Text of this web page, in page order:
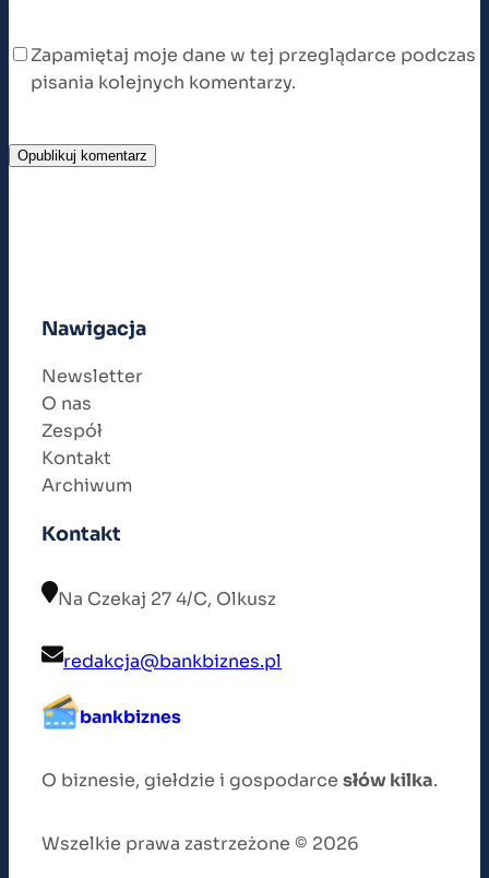
Zapamiętaj moje dane w tej przeglądarce podczas
pisania kolejnych komentarzy.
Nawigacja
Newsletter
O nas
Zespół
Kontakt
Archiwum
Kontakt
Na Czekaj 27 4/C, Olkusz
redakcja@bankbiznes.pl
bankbiznes
O biznesie, giełdzie i gospodarce słów kilka.
Wszelkie prawa zastrzeżone © 2026